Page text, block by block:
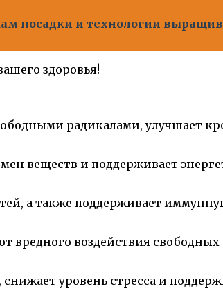
посадки и технологии
здоровья!
радикалами, улучшает
веществ и поддерживает
а также поддерживает
вредного воздействия свободных
уровень стресса и